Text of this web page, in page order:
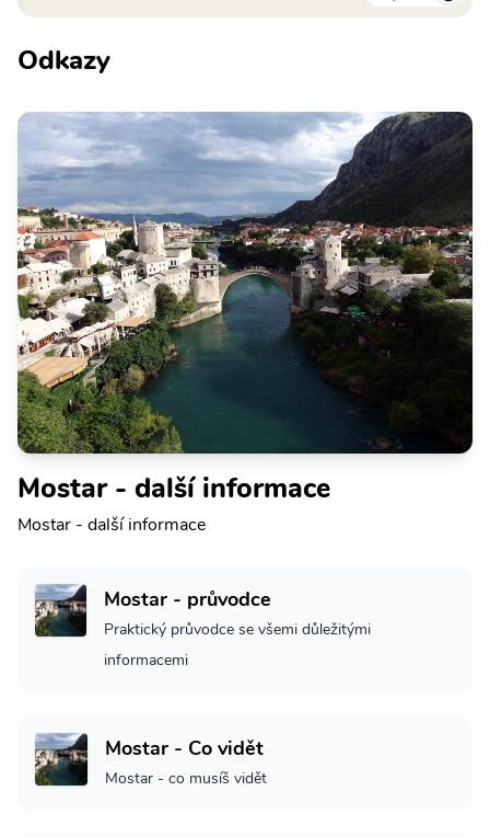
Odkazy
Mostar - další informace
Mostar - další informace
Mostar - průvodce
Praktický průvodce se všemi důležitými
informacemi
Mostar - Co vidět
Mostar - co musíš vidět